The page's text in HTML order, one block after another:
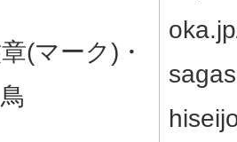
(マーク)・